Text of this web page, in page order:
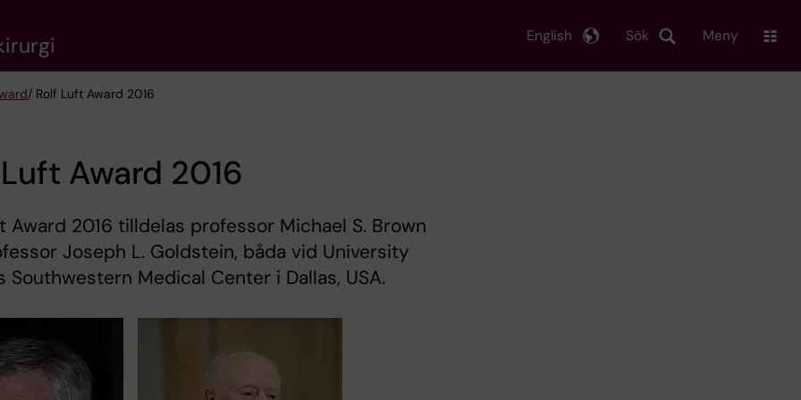
Sök
English Meny
/ Rolf Luft Award 2016
Award 2016
Award 2016 tilldelas professor Michael S. Brown
Joseph L. Goldstein, båda vid University
Southwestern Medical Center i Dallas, USA.